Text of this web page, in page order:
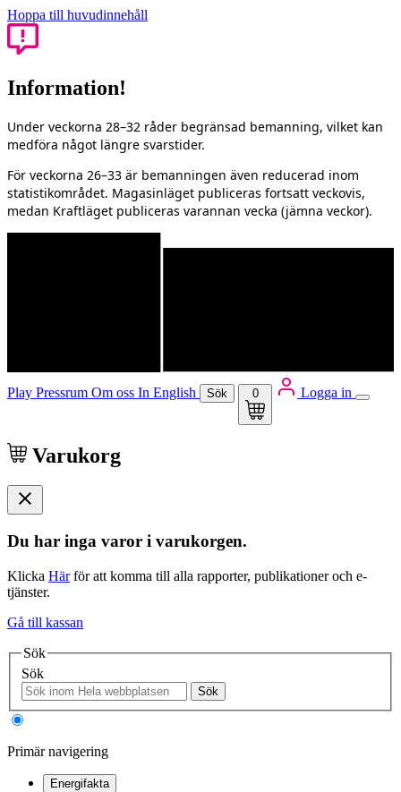
Hoppa till huvudinnehåll
Information!
Under veckorna 28–32 råder begränsad bemanning, vilket kan
medföra något längre svarstider.
För veckorna 26–33 är bemanningen även reducerad inom
statistikområdet. Magasinläget publiceras fortsatt veckovis,
medan Kraftläget publiceras varannan vecka (jämna veckor).
Play Pressrum Om oss In English Sök 0 Logga in
Varukorg
Du har inga varor i varukorgen.
Klicka Härför att komma till alla rapporter, publikationer och e-
tjänster.
Gå till kassan
Sök
Sök
Sök
Primär navigering
Energifakta